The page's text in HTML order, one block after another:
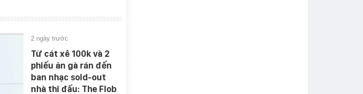
2 ngày trước
Từ cát xê 100k và 2
phiếu ăn gà rán đến
ban nhạc sold-out
nhà thi đấu: The Flob